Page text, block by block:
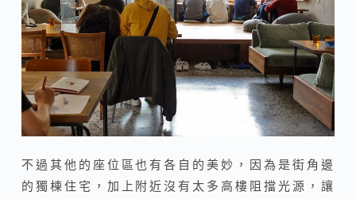
不過其他的座位區也有各自的美妙，因為是街角邊
的獨棟住宅，加上附近沒有太多高樓阻擋光源，讓